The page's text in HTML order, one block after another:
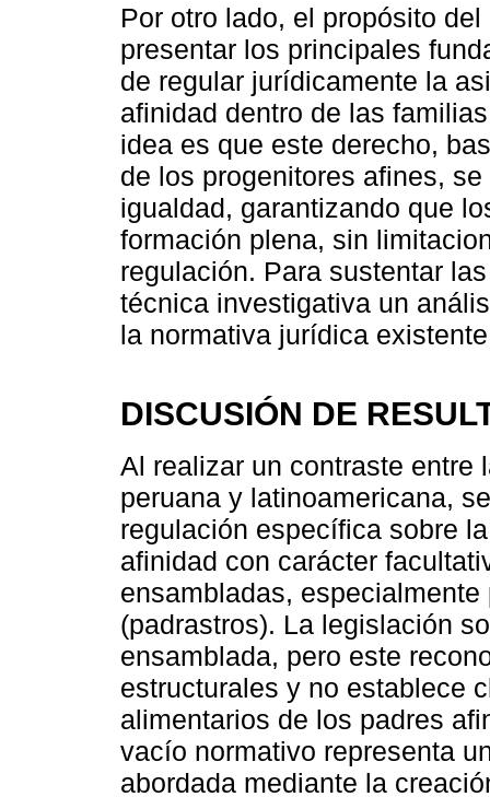
Por otro lado, el propósito
presentar los principales
de regular jurídicamente la
afinidad dentro de las
idea es que este derecho,
de los progenitores afines,
igualdad, garantizando que
formación plena, sin
regulación. Para sustentar
técnica investigativa un
la normativa jurídica
DISCUSIÓN DE
Al realizar un contraste entre
peruana y latinoamericana,
regulación específica sobre
afinidad con carácter
ensambladas,
(padrastros). La legislación
ensamblada, pero este
estructurales y no establece
alimentarios de los padres
vacío normativo representa
abordada mediante la